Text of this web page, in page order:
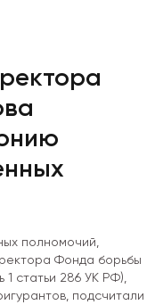
полномочий,
Фонда борьбы
статьи 286 УК РФ),
подсчитали